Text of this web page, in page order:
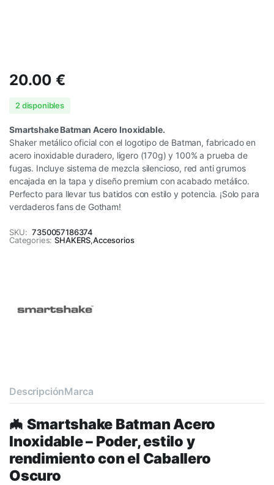
20.00€
2 disponibles
Smartshake Batman Acero Inoxidable.
Shaker metálico oficial con el logotipo de Batman, fabricado en
acero inoxidable duradero, ligero (170g) y 100% a prueba de
fugas. Incluye sistema de mezcla silencioso, red anti grumos
encajada en la tapa y diseño premium con acabado metálico.
Perfecto para llevar tus batidos con estilo y potencia. ¡Solo para
verdaderos fans de Gotham!
SKU: 7350057186374
Categories: SHAKERS,Accesorios
DescripciónMarca
🦇 Smartshake Batman Acero
Inoxidable – Poder, estilo y
rendimiento con el Caballero
Oscuro